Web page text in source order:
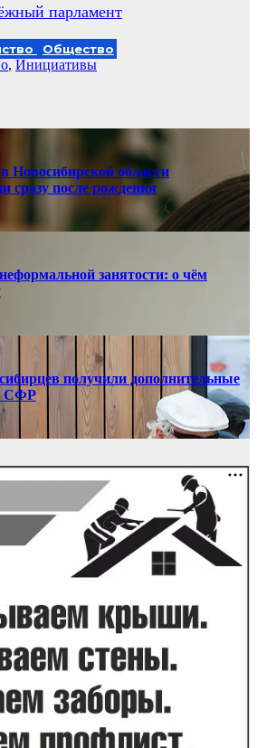
парламент
Общество
, Инициативы
Новосибирской области
сразу после рождения
занятости: о чём
получили дополнительные
СФР